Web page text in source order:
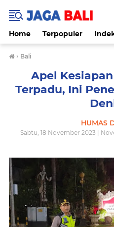
Home Terpopuler
› Bali
Apel
Terpadu, Ini
HUMAS
Sabtu, 18 November 2023 |